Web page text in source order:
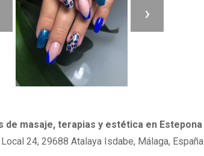
›
de masaje, terapias y estética en Estepona
24, 29688 Atalaya Isdabe, Málaga, España